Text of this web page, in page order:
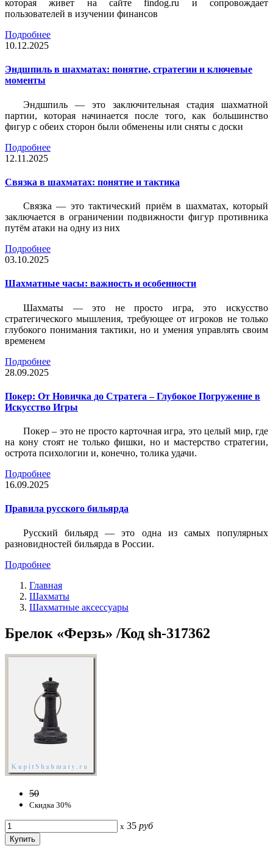
которая живет на сайте findog.ru и сопровождает
пользователей в изучении финансов
Подробнее
10.12.2025
Эндшпиль в шахматах: понятие, стратегии и ключевые
моменты
Эндшпиль — это заключительная стадия шахматной
партии, которая начинается после того, как большинство
фигур с обеих сторон были обменены или сняты с доски
Подробнее
12.11.2025
Связка в шахматах: понятие и тактика
Связка — это тактический приём в шахматах, который
заключается в ограничении подвижности фигур противника
путём атаки на одну из них
Подробнее
03.10.2025
Шахматные часы: важность и особенности
Шахматы — это не просто игра, это искусство
стратегического мышления, требующее от игроков не только
глубокого понимания тактики, но и умения управлять своим
временем
Подробнее
28.09.2025
Покер: От Новичка до Стратега – Глубокое Погружение в
Искусство Игры
Покер – это не просто карточная игра, это целый мир, где
на кону стоят не только фишки, но и мастерство стратегии,
острота психологии и, конечно, толика удачи.
Подробнее
16.09.2025
Правила русского бильярда
Русский бильярд — это одна из самых популярных
разновидностей бильярда в России.
Подробнее
Главная
Шахматы
Шахматные аксессуары
Брелок «Ферзь» /Код sh-317362
50
Скидка 30%
x 35 руб